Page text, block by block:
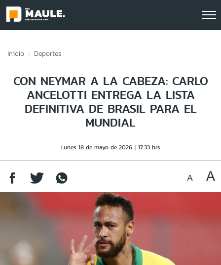
Inicio Deportes
CON NEYMAR A LA CABEZA: CARLO
ANCELOTTI ENTREGA LA LISTA
DEFINITIVA DE BRASIL PARA EL
MUNDIAL
Lunes 18 de mayo de 2026 17:33 hrs